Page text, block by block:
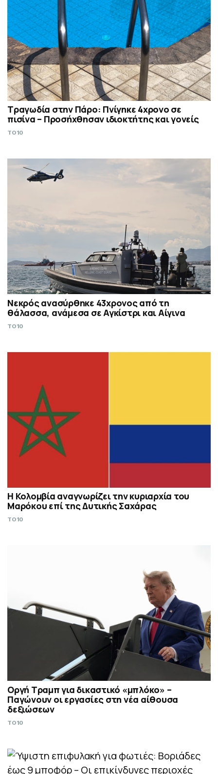
Τραγωδία στην Πάρο: Πνίγηκε 4χρονο σε
πισίνα – Προσήχθησαν ιδιοκτήτης και γονείς
TO10
Νεκρός ανασύρθηκε 43χρονος από τη
θάλασσα, ανάμεσα σε Αγκίστρι και Αίγινα
TO10
Η Κολομβία αναγνωρίζει την κυριαρχία του
Μαρόκου επί της Δυτικής Σαχάρας
TO10
Οργή Τραμπ για δικαστικό «μπλόκο» –
Παγώνουν οι εργασίες στη νέα αίθουσα
δεξιώσεων
TO10